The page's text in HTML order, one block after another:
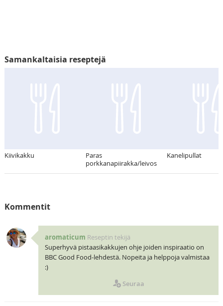
Samankaltaisia reseptejä
Kiivikakku
Paras
porkkanapiirakka/leivos
Kanelipullat
Kommentit
aromaticum Reseptin tekijä
Superhyvä pistaasikakkujen ohje joiden inspiraatio on
BBC Good Food-lehdestä. Nopeita ja helppoja valmistaa
:)
Seuraa